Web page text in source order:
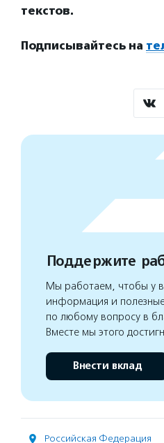
текстов.
Подписывайтесь на
Поддержите
Мы работаем, чтобы у
информация и
по любому вопросу в
Вместе мы этого
Внести вклад
Российская Федерация